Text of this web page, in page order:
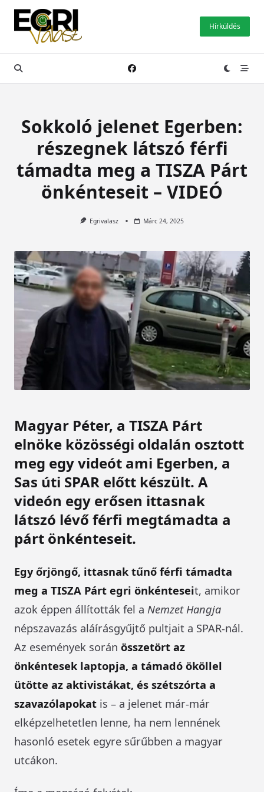
Skip
content
Hírküldés
Sokkoló jelenet Egerben:
részegnek látszó férfi
támadta meg a TISZA Párt
önkénteseit – VIDEÓ
Egrivalasz Márc 24, 2025
Magyar Péter, a TISZA Párt
elnöke közösségi oldalán osztott
meg egy videót ami Egerben, a
Sas úti SPAR előtt készült. A
videón egy erősen ittasnak
látszó lévő férfi megtámadta a
párt önkénteseit.
Egy őrjöngő, ittasnak tűnő férfi támadta
meg a TISZA Párt egri önkénteseit, amikor
azok éppen állították fel a Nemzet Hangja
népszavazás aláírásgyűjtő pultjait a SPAR-nál.
Az események során összetört az
önkéntesek laptopja, a támadó ököllel
ütötte az aktivistákat, és szétszórta a
szavazólapokat is – a jelenet már-már
elképzelhetetlen lenne, ha nem lennének
hasonló esetek egyre sűrűbben a magyar
utcákon.